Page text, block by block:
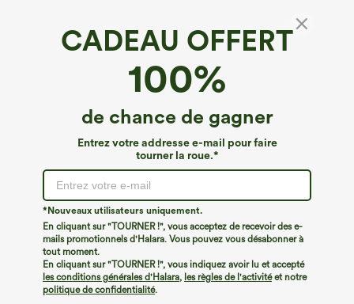
CADEAU OFFERT
100%
de chance de gagner
Entrez votre addresse e-mail pour faire
tourner la roue.*
*Nouveaux utilisateurs uniquement.
En cliquant sur "TOURNER !", vous acceptez de recevoir des e-
mails promotionnels d'Halara. Vous pouvez vous désabonner à
tout moment.
En cliquant sur "TOURNER !", vous indiquez avoir lu et accepté
les conditions générales d'Halara, les règles de l'activitéet notre
politique de confidentialité.
Haut de golf à manches courtes — toucher
frais, séchage rapide — UPF50+
€20,95 EUR